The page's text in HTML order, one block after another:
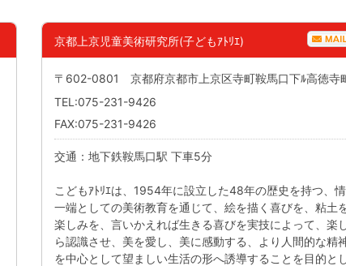
京都上京児童美術研究所(子どもｱﾄﾘｴ)
〒602-0801 京都府京都市上京区寺町鞍馬口下ﾙ高徳寺
TEL:075-231-9426
FAX:075-231-9426
交通：地下鉄鞍馬口駅 下車5分
こどもｱﾄﾘｴは、1954年に設立した48年の歴史を持つ、
一端としての美術教育を通じて、絵を描く喜びを、粘土
楽しみを、言いかえれば生きる喜びを実技によって、楽
ら認識させ、美を愛し、美に感動する、より人間的な精
を中心として望ましい生活の形へ誘導することを目的と